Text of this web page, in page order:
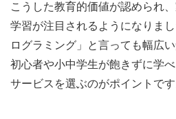
こうした教育的価値が認められ
学習が注目されるようになりま
ログラミング」と言っても幅広
初心者や小中学生が飽きずに学
サービスを選ぶのがポイントです